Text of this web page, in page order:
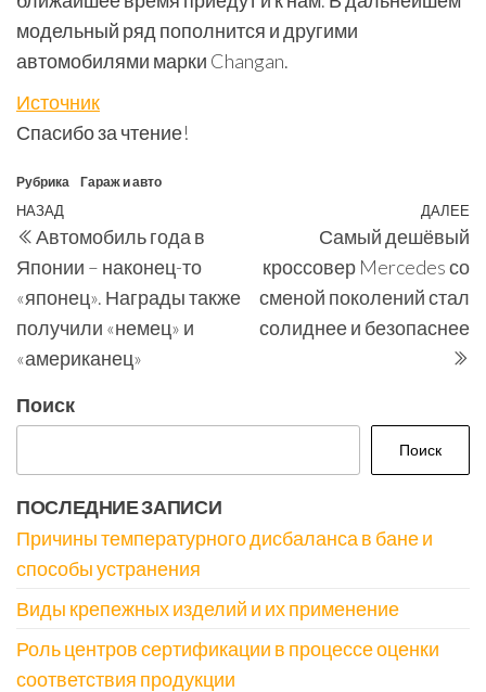
модельный ряд пополнится и другими
автомобилями марки Changan.
Источник
Спасибо за чтение!
Рубрика Гараж и авто
Навигация
по
записям
Предыдущая
запись
НАЗАД
Автомобиль года в
Японии – наконец-то
«японец». Награды также
получили «немец» и
«американец»
ДАЛЕЕ
Самый дешёвый
кроссовер Mercedes со
сменой поколений стал
солиднее и безопаснее
Поиск
Поиск
ПОСЛЕДНИЕ ЗАПИСИ
Причины температурного дисбаланса в бане и
способы устранения
Виды крепежных изделий и их применение
Роль центров сертификации в процессе оценки
соответствия продукции